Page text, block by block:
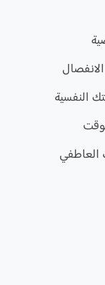
النفسية
العاطفي